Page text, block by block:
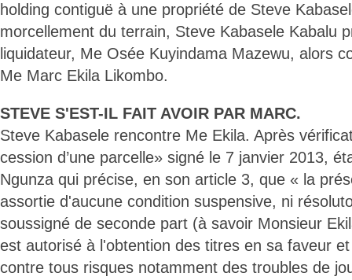
holding contiguë à une propriété de Steve
morcellement du terrain, Steve Kabasele Kabalu
liquidateur, Me Osée Kuyindama Mazewu, alors
Me Marc Ekila Likombo.
STEVE S'EST-IL FAIT AVOIR PAR MARC.
Steve Kabasele rencontre Me Ekila. Après
cession d’une parcelle» signé le 7 janvier 2013,
Ngunza qui précise, en son article 3, que « la
assortie d'aucune condition suspensive, ni
soussigné de seconde part (à savoir Monsieur
est autorisé à l'obtention des titres en sa faveur
contre tous risques notamment des troubles de